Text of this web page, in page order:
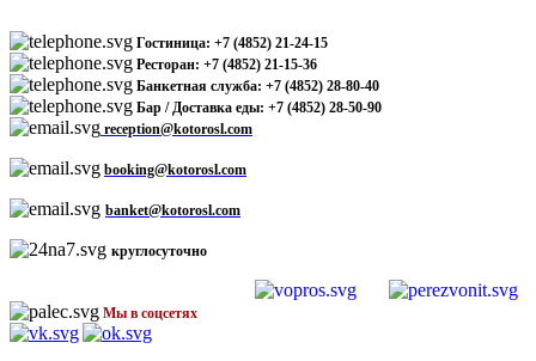
Гостиница: +7 (4852) 21-24-15
Ресторан: +7 (4852) 21-15-36
Банкетная служба: +7 (4852) 28-80-40
Бар / Доставка еды: +7 (4852) 28-50-90
reception@kotorosl.com
booking@kotorosl.com
banket@kotorosl.com
круглосуточно
Мы в соцсетях